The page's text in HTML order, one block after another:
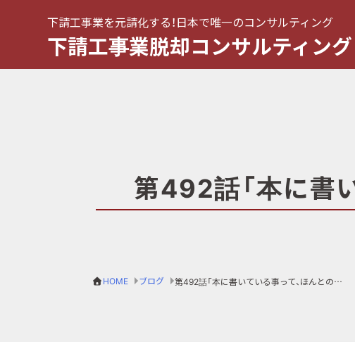
下請工事業を元請化する！日本で唯一のコンサルティング
下請工事業脱却コンサルティング
第492話「本に書
HOME ブログ 第492話「本に書いている事って、ほんとのことですか？」